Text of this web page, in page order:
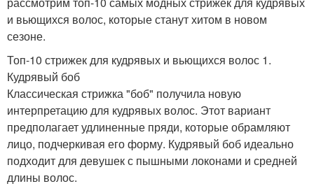
и вьющихся волос, которые станут хитом в новом
сезоне.
Топ-10 стрижек для кудрявых и вьющихся волос 1.
Кудрявый боб
Классическая стрижка "боб" получила новую
интерпретацию для кудрявых волос. Этот вариант
предполагает удлиненные пряди, которые обрамляют
лицо, подчеркивая его форму. Кудрявый боб идеально
подходит для девушек с пышными локонами и средней
длины волос.